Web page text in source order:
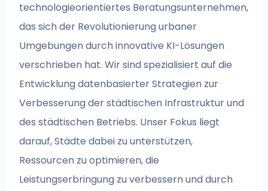
technologieorientiertes Beratungsunternehmen,
das sich der Revolutionierung urbaner
Umgebungen durch innovative KI-Lösungen
verschrieben hat. Wir sind spezialisiert auf die
Entwicklung datenbasierter Strategien zur
Verbesserung der städtischen Infrastruktur und
des städtischen Betriebs. Unser Fokus liegt
darauf, Städte dabei zu unterstützen,
Ressourcen zu optimieren, die
Leistungserbringung zu verbessern und durch